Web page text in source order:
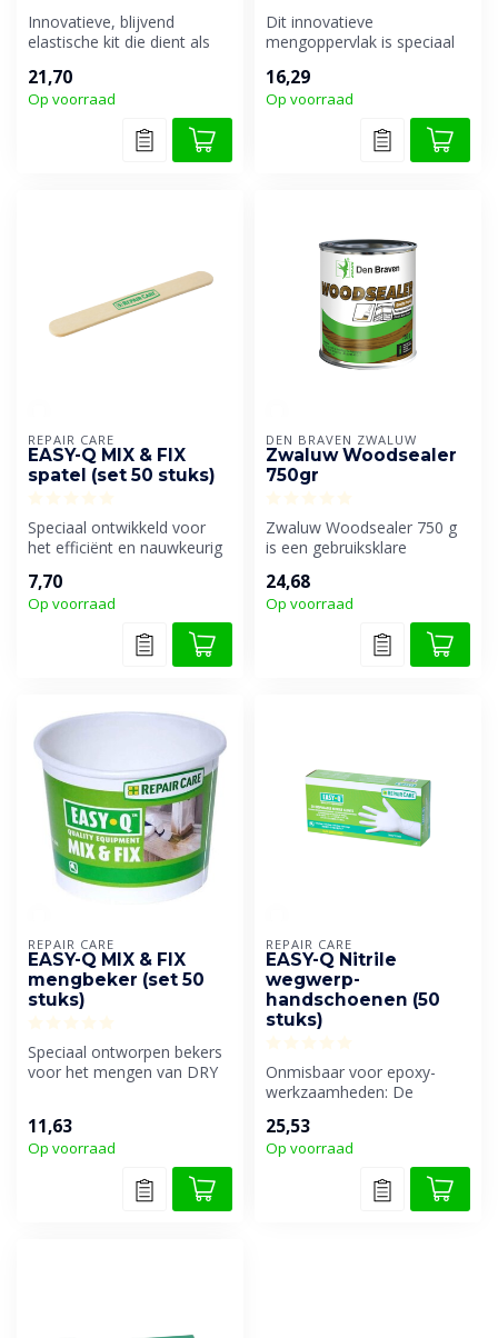
Innovatieve, blijvend
elastische kit die dient als
voor tr...
21,70
Op voorraad
Dit innovatieve
mengoppervlak is speciaal
optimaal mengen van...
16,29
Op voorraad
REPAIR CARE
EASY-Q MIX & FIX
spatel (set 50 stuks)
Speciaal ontwikkeld voor
het efficiënt en nauwkeurig
DRY ...
7,70
Op voorraad
DEN BRAVEN ZWALUW
Zwaluw Woodsealer
750gr
Zwaluw Woodsealer 750 g
is een gebruiksklare
duurzaam besche...
24,68
Op voorraad
REPAIR CARE
EASY-Q MIX & FIX
mengbeker (set 50
stuks)
Speciaal ontworpen bekers
voor het mengen van DRY
11,63
Op voorraad
REPAIR CARE
EASY-Q Nitrile
wegwerp-
handschoenen (50
stuks)
Onmisbaar voor epoxy-
werkzaamheden: De
handschoenen. Ontdek...
25,53
Op voorraad